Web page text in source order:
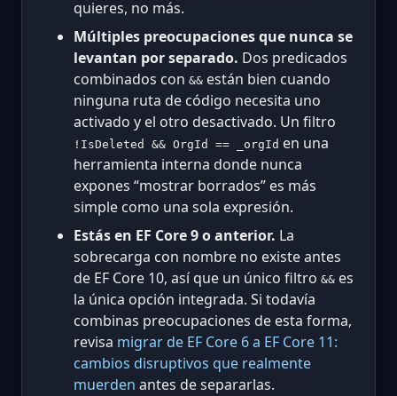
quieres, no más.
Múltiples preocupaciones que nunca se
levantan por separado. Dos predicados
combinados con && están bien cuando
ninguna ruta de código necesita uno
activado y el otro desactivado. Un filtro
!IsDeleted && OrgId == _orgId en una
herramienta interna donde nunca
expones “mostrar borrados” es más
simple como una sola expresión.
Estás en EF Core 9 o anterior. La
sobrecarga con nombre no existe antes
de EF Core 10, así que un único filtro && es
la única opción integrada. Si todavía
combinas preocupaciones de esta forma,
revisa migrar de EF Core 6 a EF Core 11:
cambios disruptivos que realmente
muerden antes de separarlas.